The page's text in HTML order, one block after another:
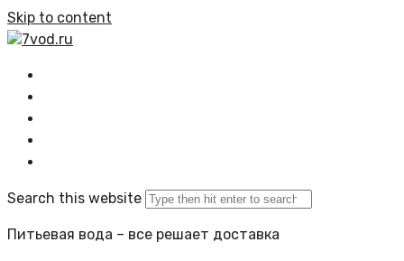
Skip to content
7vod.ru
Search this website
Питьевая вода – все решает доставка